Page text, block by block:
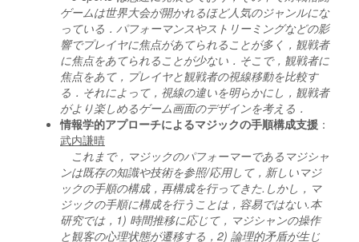
ゲームは世界大会が開かれるほど人気のジャンルにな
っている．パフォーマンスやストリーミングなどの影
響でプレイヤに焦点があてられることが多く，観戦者
に焦点をあてられることが少ない．そこで，観戦者に
焦点をあて，プレイヤと観戦者の視線移動を比較す
る．それによって，視線の違いを明らかにし，観戦者
がより楽しめるゲーム画面のデザインを考える．
情報学的アプローチによるマジックの手順構成支援 ：
武内謙晴
これまで，マジックのパフォーマーであるマジシャ
ンは既存の知識や技術を参照/応用して，新しいマジ
ックの手順の構成，再構成を行ってきた.しかし，マ
ジックの手順に構成を行うことは，容易ではない.本
研究では，1) 時間推移に応じて，マジシャンの操作
と観客の心理状態が遷移する，2) 論理的矛盾が生じ